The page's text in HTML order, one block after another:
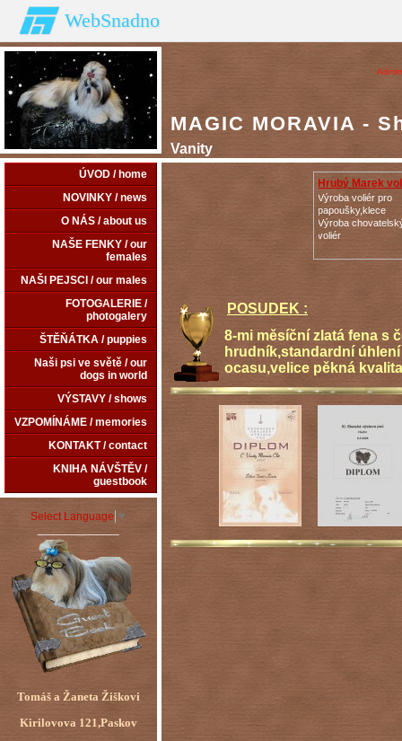
WebSnadno
MAGIC MORAVIA -
Vanity
ÚVOD / home
NOVINKY / news
O NÁS / about us
NAŠE FENKY / our
females
NAŠI PEJSCI / our males
FOTOGALERIE /
photogalery
ŠTĚŇÁTKA / puppies
Naši psi ve světě / our
dogs in world
VÝSTAVY / shows
VZPOMÍNÁME / memories
KONTAKT / contact
KNIHA NÁVŠTĚV /
guestbook
Select Language ▼
Tomáš a Žaneta Žiškovi
Kirilovova 121,Paskov
Hrubý Marek
Výroba voliér pro
papoušky,klece
Výroba
voliér
POSUDEK :
8-mi měsíční zlatá fena s
hrudník,standardní
ocasu,velice pěkná